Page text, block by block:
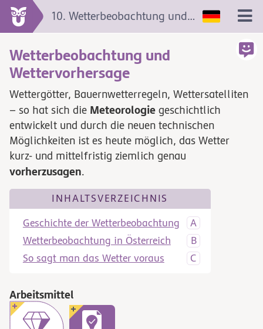
Wetterbeobachtung und
Wettervorhersage
Wettergötter, Bauernwetterregeln, Wettersatelliten
– so hat sich die Meteorologie geschichtlich
entwickelt und durch die neuen technischen
Möglichkeiten ist es heute möglich, das Wetter
kurz- und mittelfristig ziemlich genau
vorherzusagen.
INHALTSVERZEICHNIS
Geschichte der Wetterbeobachtung
Wetterbeobachtung in Österreich
So sagt man das Wetter voraus
Arbeitsmittel
10. Wetterbeobachtung und Wettervorhersage